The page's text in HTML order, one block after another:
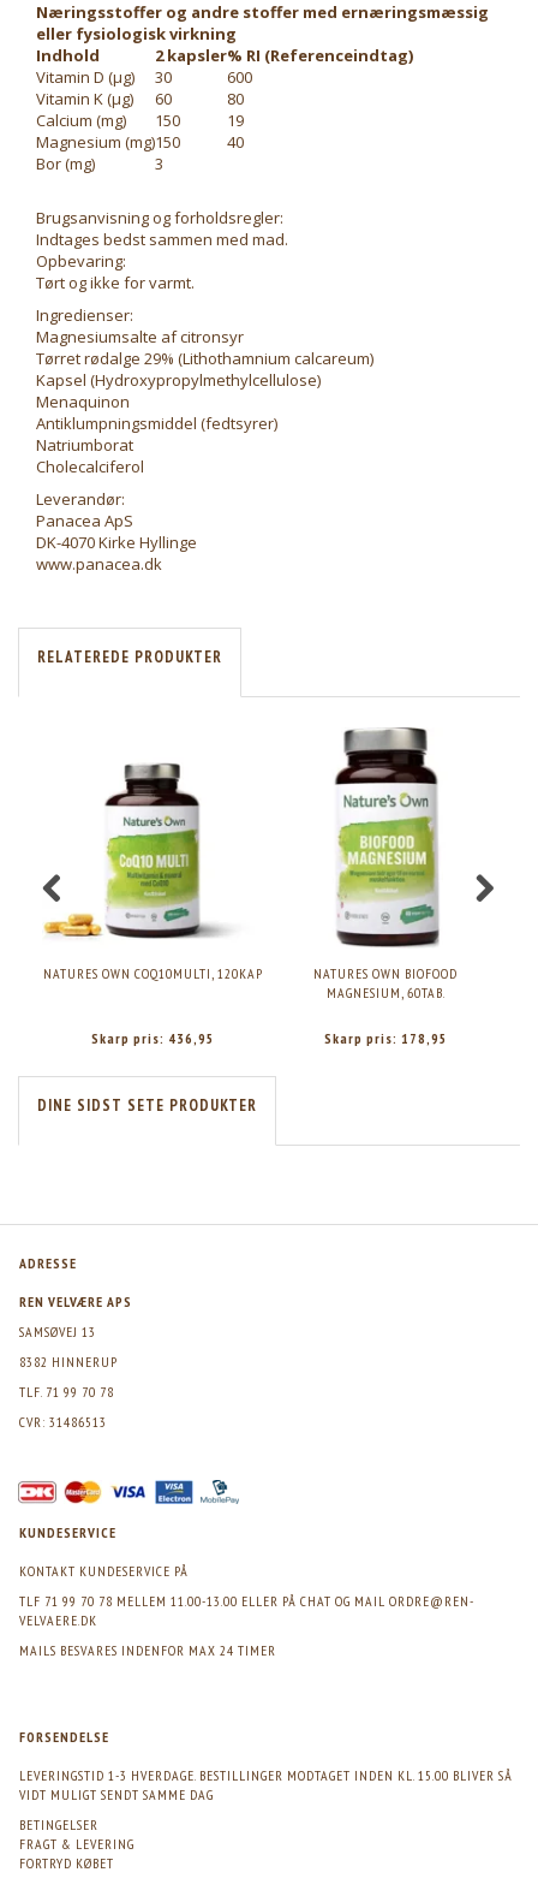
Næringsstoffer og andre stoffer med ernæringsmæssig
eller fysiologisk virkning
Indhold
2 kapsler% RI (Referenceindtag)
Vitamin D (μg)
30
600
Vitamin K (μg)
60
80
Calcium (mg)
150
19
Magnesium (mg)150
40
Bor (mg)
3
Brugsanvisning og forholdsregler:
Indtages bedst sammen med mad.
Opbevaring:
Tørt og ikke for varmt.
Ingredienser:
Magnesiumsalte af citronsyr
Tørret rødalge 29% (Lithothamnium calcareum)
Kapsel (Hydroxypropylmethylcellulose)
Menaquinon
Antiklumpningsmiddel (fedtsyrer)
Natriumborat
Cholecalciferol
Leverandør:
Panacea ApS
DK-4070 Kirke Hyllinge
www.panacea.dk
RELATEREDE PRODUKTER
NATURES OWN COQ10MULTI, 120KAP
Skarp pris: 436,95
NATURES OWN BIOFOOD
MAGNESIUM, 60TAB.
Skarp pris: 178,95
DINE SIDST SETE PRODUKTER
ADRESSE
REN VELVÆRE APS
SAMSØVEJ 13
8382 HINNERUP
TLF. 71 99 70 78
CVR: 31486513
KUNDESERVICE
KONTAKT KUNDESERVICE PÅ
TLF 71 99 70 78 MELLEM 11.00-13.00 ELLER PÅ CHAT OG MAIL ORDRE@REN-
VELVAERE.DK
MAILS BESVARES INDENFOR MAX 24 TIMER
FORSENDELSE
LEVERINGSTID 1-3 HVERDAGE. BESTILLINGER MODTAGET INDEN KL. 15.00 BLIVER SÅ
VIDT MULIGT SENDT SAMME DAG
BETINGELSER
FRAGT & LEVERING
FORTRYD KØBET